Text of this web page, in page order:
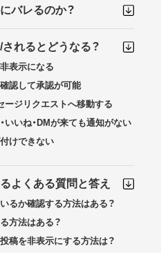
バレるのか？
れるとどうなる？
表示になる
認して承認が可能
ージリクエストへ移動する
いいね・DMが来ても通知がない
けできない
よくある質問と答え
るか確認する方法はある？
方法はある？
稿を非表示にする方法は？